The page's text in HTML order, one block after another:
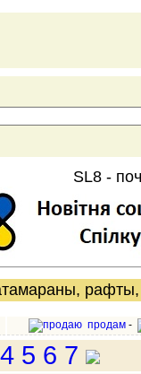
SL8 -
продам -
4 5 6 7